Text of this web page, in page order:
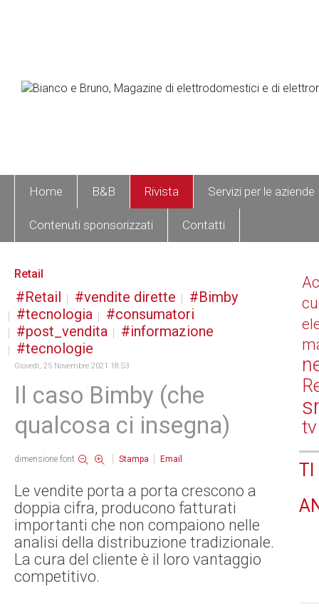
Home B&B Rivista Servizi per le aziende
Contenuti sponsorizzati Contatti
Retail
Retail vendite dirette
Bimby
tecnologia
consumatori
post_vendita
informazione
tecnologie
Giovedì, 25 Novembre 2021 18:53
Il caso Bimby (che
qualcosa ci insegna)
dimensione font Stampa Email
Le vendite porta a porta crescono a
doppia cifra, producono fatturati
importanti che non compaiono nelle
analisi della distribuzione tradizionale.
La cura del cliente è il loro vantaggio
competitivo.
tv
TI